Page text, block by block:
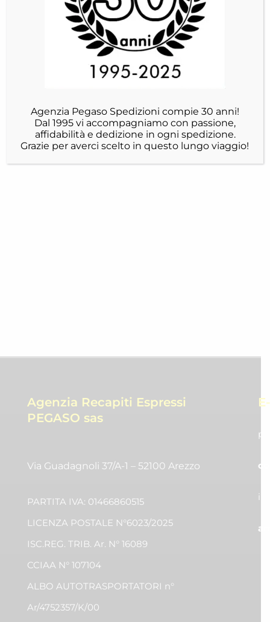
Agenzia Recapiti Espressi
PEGASO sas
Via Guadagnoli 37/A-1 – 52100 Arezzo
PARTITA IVA: 01466860515
LICENZA POSTALE N°6023/2025
ISC.REG. TRIB. Ar. N° 16089
CCIAA N° 107104
ALBO AUTOTRASPORTATORI n°
Ar/4752357/K/00
Agenzia Pegaso Spedizioni compie 30 anni!
Dal 1995 vi accompagniamo con passione,
affidabilità e dedizione in ogni spedizione.
Grazie per averci scelto in questo lungo viaggio!